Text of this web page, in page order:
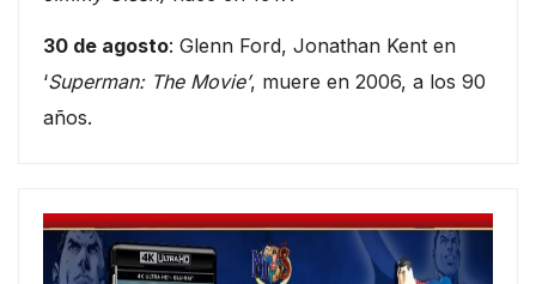
30 de agosto: Glenn Ford, Jonathan Kent en
‘Superman: The Movie’, muere en 2006, a los 90
años.